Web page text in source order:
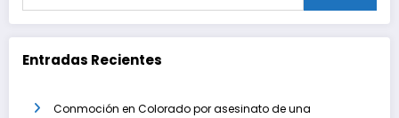
Entradas Recientes
Conmoción en Colorado por asesinato de una